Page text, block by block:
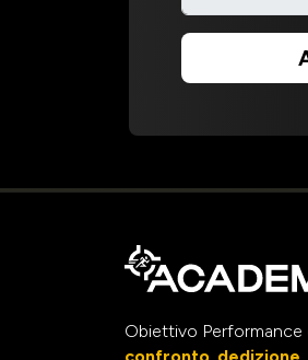
Obiettivo Performance